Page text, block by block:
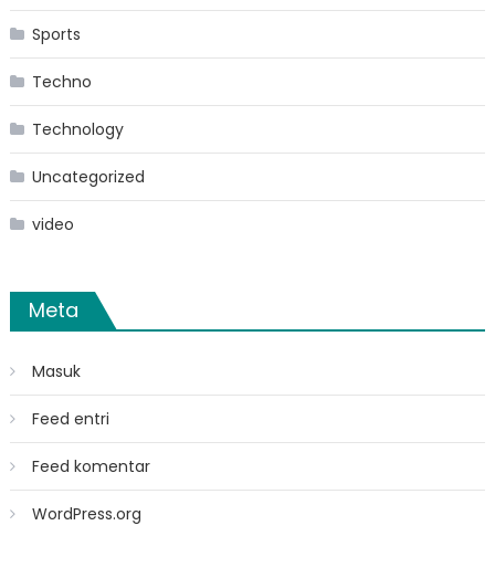
Sports
Techno
Technology
Uncategorized
video
Meta
Masuk
Feed entri
Feed komentar
WordPress.org